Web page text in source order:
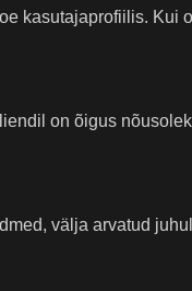
kasutajaprofiilis.
on õigus
välja arvatud